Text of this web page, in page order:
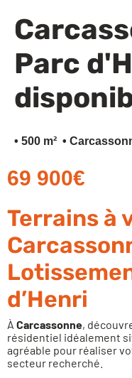
Financez votre projet
Parc
• 500 m² •
69 900€
Terrains à
d’Henri
À Carcassonne,
résidentiel idéalement
agréable pour réaliser
secteur recherché.